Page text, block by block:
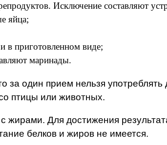
Исключение составляют
яйца;
в приготовленном виде;
маринады.
за один прием нельзя
птицы или животных.
жирами. Для достижения
белков и жиров не имеется.